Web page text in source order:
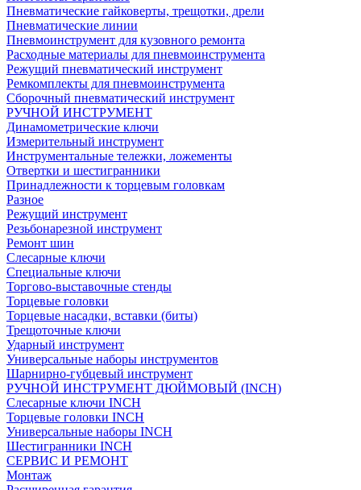
Пневматические гайковерты, трещотки, дрели
Пневматические линии
Пневмоинструмент для кузовного ремонта
Расходные материалы для пневмоинструмента
Режущий пневматический инструмент
Ремкомплекты для пневмоинструмента
Сборочный пневматический инструмент
РУЧНОЙ ИНСТРУМЕНТ
Динамометрические ключи
Измерительный инструмент
Инструментальные тележки, ложементы
Отвертки и шестигранники
Принадлежности к торцевым головкам
Разное
Режущий инструмент
Резьбонарезной инструмент
Ремонт шин
Слесарные ключи
Специальные ключи
Торгово-выставочные стенды
Торцевые головки
Торцевые насадки, вставки (биты)
Трещоточные ключи
Ударный инструмент
Универсальные наборы инструментов
Шарнирно-губцевый инструмент
РУЧНОЙ ИНСТРУМЕНТ ДЮЙМОВЫЙ (INCH)
Слесарные ключи INCH
Торцевые головки INCH
Универсальные наборы INCH
Шестигранники INCH
СЕРВИС И РЕМОНТ
Монтаж